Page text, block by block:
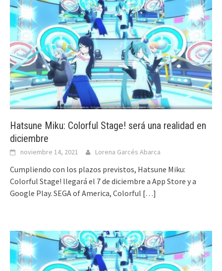
Hatsune Miku: Colorful Stage! será una realidad en
diciembre
noviembre 14, 2021 Lorena Garcés Abarca
Cumpliendo con los plazos previstos, Hatsune Miku:
Colorful Stage! llegará el 7 de diciembre a App Store y a
Google Play. SEGA of America, Colorful […]